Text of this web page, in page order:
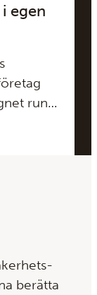
egen
runt,
i alla
berätta